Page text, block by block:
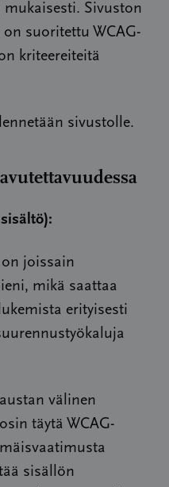
mukaisesti. Sivuston
suoritettu WCAG-
kriteereiteitä
sivustolle.
joissain
mikä saattaa
erityisesti
välinen
täytä WCAG-
sisällön